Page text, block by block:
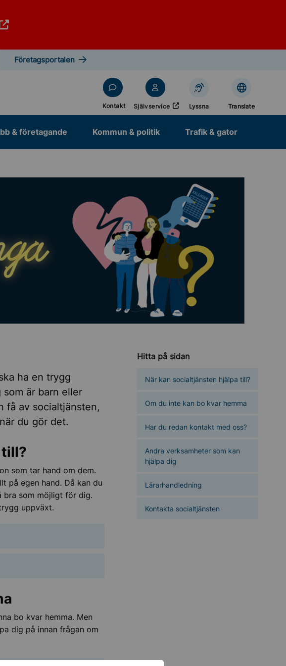
Företagsportalen
Kontakt Självservice
Öppnas i nytt fönster
Lyssna Translate
& företagande Kommun & politik Trafik & gator
Hitta på sidan
När kan socialtjänsten hjälpa till?
Om du inte kan bo kvar hemma
Har du redan kontakt med oss?
Andra verksamheter som kan
hjälpa dig
Lärarhandledning
Kontakta socialtjänsten
ha en trygg
är barn eller
få av socialtjänsten,
du gör det.
som tar hand om dem.
på egen hand. Då kan du
bra som möjligt för dig.
uppväxt.
bo kvar hemma. Men
dig på innan frågan om